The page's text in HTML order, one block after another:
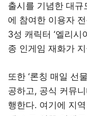
출시를 기념한 대
에 참여한 이용자
3성 캐릭터 ‘엘리시
종 인게임 재화가
또한 ‘론칭 매일 선
공하고, 공식 커뮤
행한다. 여기에 지